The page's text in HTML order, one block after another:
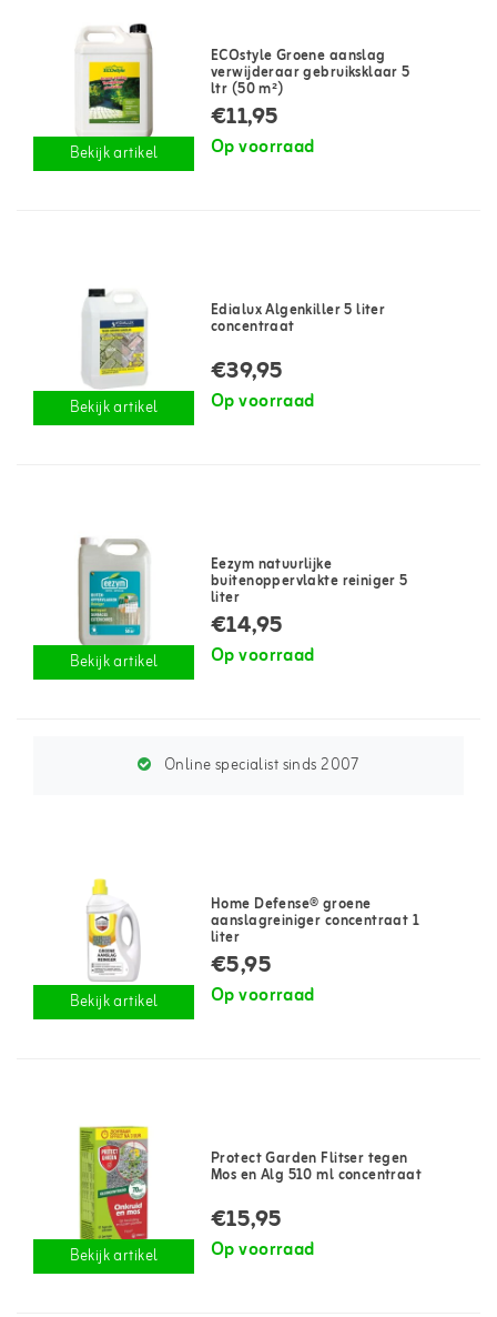
Bekijk artikel
ECOstyle Groene aanslag
verwijderaar gebruiksklaar 5
ltr (50 m²)
€11,95
Op voorraad
Bekijk artikel
Edialux Algenkiller 5 liter
concentraat
€39,95
Op voorraad
Bekijk artikel
Eezym natuurlijke
buitenoppervlakte reiniger 5
liter
€14,95
Op voorraad
Online specialist sinds 2007
Bekijk artikel
Home Defense® groene
aanslagreiniger concentraat 1
liter
€5,95
Op voorraad
Bekijk artikel
Protect Garden Flitser tegen
Mos en Alg 510 ml concentraat
€15,95
Op voorraad